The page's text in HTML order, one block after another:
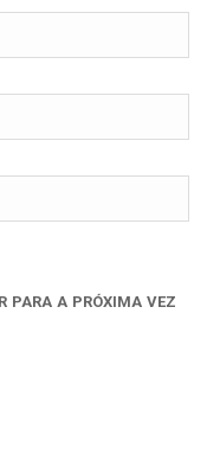
PARA A PRÓXIMA VEZ